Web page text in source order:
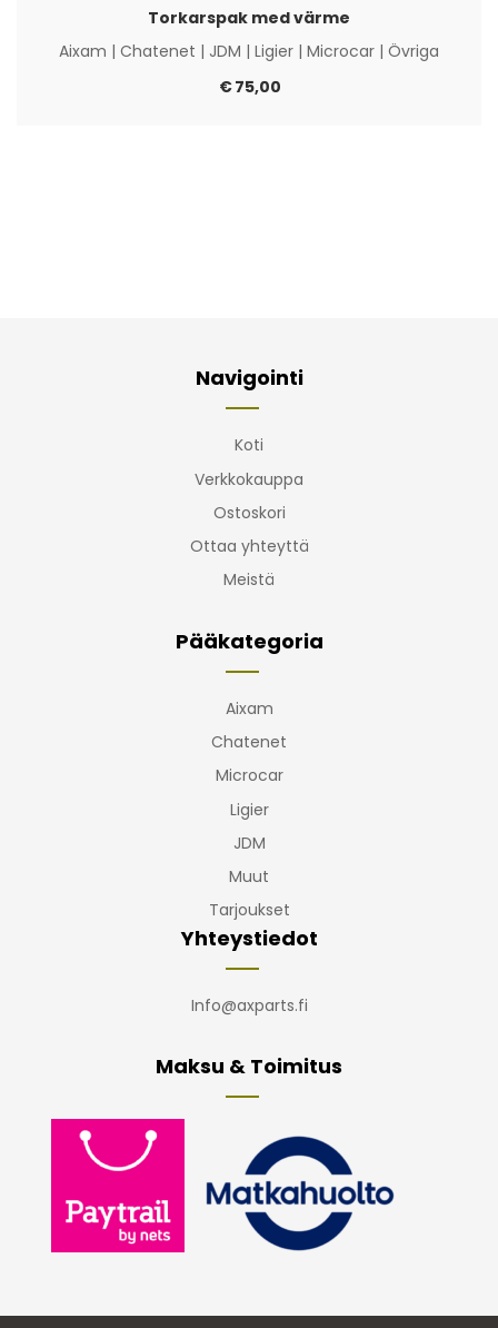
Torkarspak med värme
Aixam | Chatenet | JDM | Ligier | Microcar | Övriga
€75,00
Navigointi
Koti
Verkkokauppa
Ostoskori
Ottaa yhteyttä
Meistä
Pääkategoria
Aixam
Chatenet
Microcar
Ligier
JDM
Muut
Tarjoukset
Yhteystiedot
Info@axparts.fi
Maksu & Toimitus